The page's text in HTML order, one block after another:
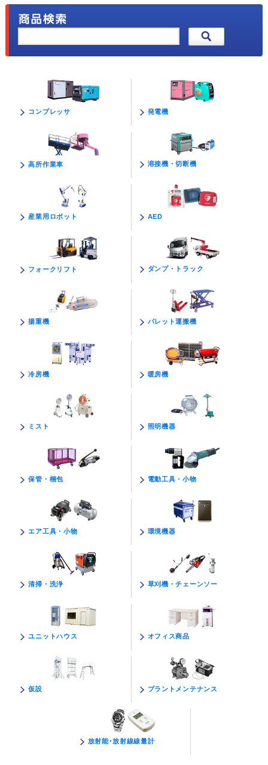
コンプレッサ 発電機
高所作業車 溶接機・切断機
産業用ロボット AED
フォークリフト ダンプ・トラック
揚重機 パレット運搬機
冷房機 暖房機
ミスト 照明機器
保管・梱包 電動工具・小物
エア工具・小物 環境機器
清掃・洗浄 草刈機・チェーンソー
ユニットハウス オフィス商品
仮設 プラントメンテナンス
放射能･放射線線量計